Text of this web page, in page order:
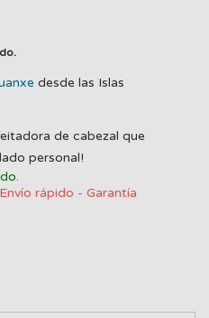
desde las Islas
de cabezal que
personal!
rápido - Garantía